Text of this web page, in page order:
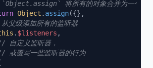
Object . assign
. $listeners